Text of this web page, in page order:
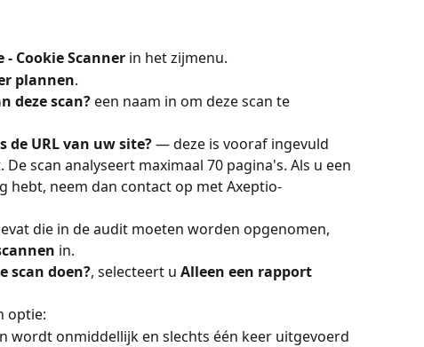
- Cookie Scanner in het zijmenu.
plannen.
deze scan? een naam in om deze scan te
de URL van uw site? — deze is vooraf ingevuld
scan analyseert maximaal 70 pagina's. Als u een
hebt, neem dan contact op met Axeptio-
die in de audit moeten worden opgenomen,
in.
scan doen?, selecteert u Alleen een rapport
optie:
wordt onmiddellijk en slechts één keer uitgevoerd